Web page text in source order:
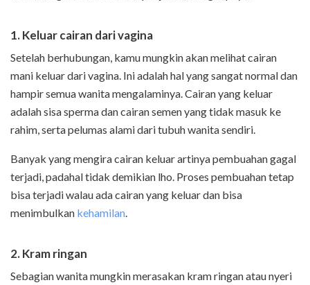
1. Keluar cairan dari vagina
Setelah berhubungan, kamu mungkin akan melihat cairan
mani keluar dari vagina. Ini adalah hal yang sangat normal dan
hampir semua wanita mengalaminya. Cairan yang keluar
adalah sisa sperma dan cairan semen yang tidak masuk ke
rahim, serta pelumas alami dari tubuh wanita sendiri.
Banyak yang mengira cairan keluar artinya pembuahan gagal
terjadi, padahal tidak demikian lho. Proses pembuahan tetap
bisa terjadi walau ada cairan yang keluar dan bisa
menimbulkan kehamilan
2. Kram ringan
Sebagian wanita mungkin merasakan kram ringan atau nyeri